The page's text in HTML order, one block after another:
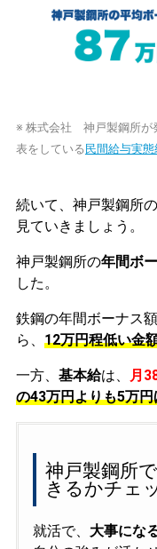
※ 株式会社 神戸製鋼所が
表をしている 民間給与実
続いて、神戸製鋼所
見ていきましょう。
神戸製鋼所の年間ボ
した。
鉄鋼の年間ボーナス
ら、 12万円程低い金
一方、 基本給は、 月
の43万円よりも5万
神戸製鋼所
きるかチェ
就活で、 大事にな